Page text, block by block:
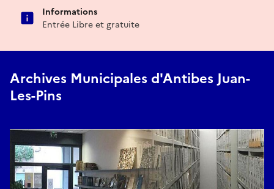
Informations
Entrée Libre et gratuite
Archives Municipales d'Antibes Juan-
Les-Pins